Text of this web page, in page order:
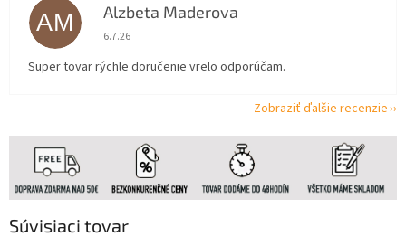
Súvisiaci tovar
AM Alzbeta Maderova
Hodnotenie obchodu je 5 z 5 hviezdičiek.
6.7.26
Super tovar rýchle doručenie vrelo odporúčam.
Zobraziť ďalšie recenzie